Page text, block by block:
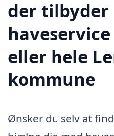
der tilbyder
eller hele
kommune
Ønsker du selv at